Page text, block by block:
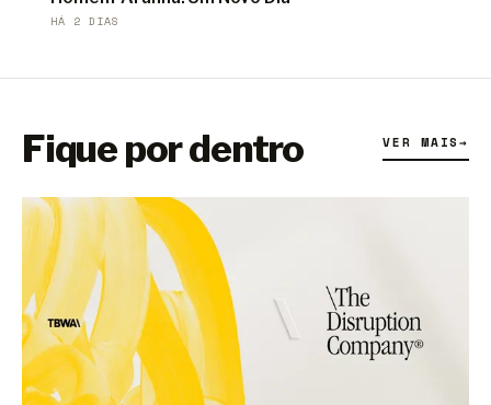
HÁ 2 DIAS
Fique por dentro VER MAIS→